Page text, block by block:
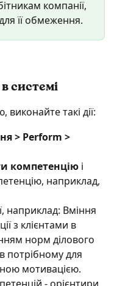
компанії,
її обмеження.
системі
такі дії:
> Perform >
компетенцію і
наприклад,
наприклад: Вміння
з клієнтами в
норм ділового
потрібному для
мотивацією.